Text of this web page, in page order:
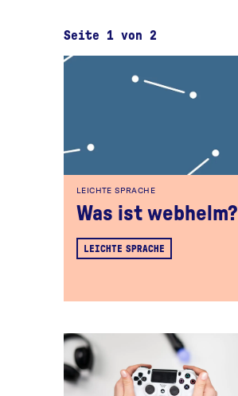
Seite 1 von 2
LEICHTE SPRACHE
Was ist webhelm?
LEICHTE SPRACHE